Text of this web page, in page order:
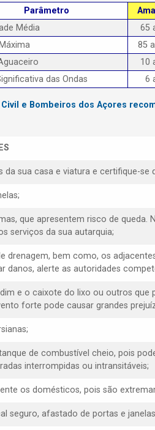
Parâmetro
Média 65
85
10
das Ondas 6
e Bombeiros dos Açores
da sua casa e viatura e certifique-
que apresentem risco de
serviços da sua autarquia;
drenagem, bem como, os
danos, alerte as autoridades
e o caixote do lixo ou outros
forte pode causar grandes
de combustível cheio, pois
interrompidas ou intransitáveis;
os domésticos, pois são
seguro, afastado de portas e